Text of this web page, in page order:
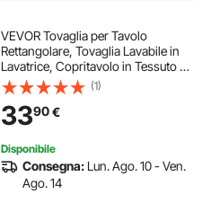
VEVOR Tovaglia per Tavolo
Rettangolare, Tovaglia Lavabile in
Lavatrice, Copritavolo in Tessuto di
Poliestere Resistente alle Pieghe per
Matrimonio, Festa, Banchetto,
Bianco 6 Pezzi 1524 x 2591 mm
(1)
3390€
Disponibile
Consegna: Lun. Ago. 10 - Ven.
Ago. 14